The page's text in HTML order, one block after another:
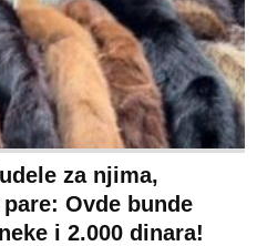
za njima,
Ovde bunde
i 2.000 dinara!